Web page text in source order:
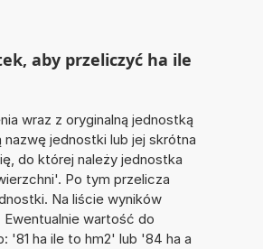
aby przeliczyć ha ile
wraz z oryginalną jednostką
nazwę jednostki lub jej skrótna
do której należy jednostka
Po tym przelicza
Na liście wyników
wartość do
'81 ha ile to hm2' lub '84 ha a